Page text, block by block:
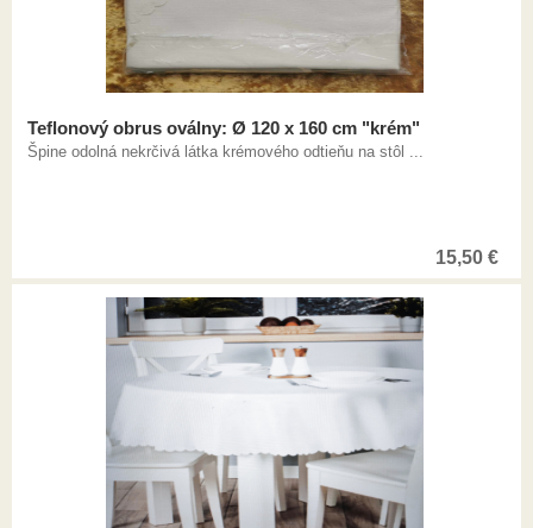
Teflonový obrus oválny: Ø 120 x 160 cm "krém"
Špine odolná nekrčivá látka krémového odtieňu na stôl ...
15,50 €